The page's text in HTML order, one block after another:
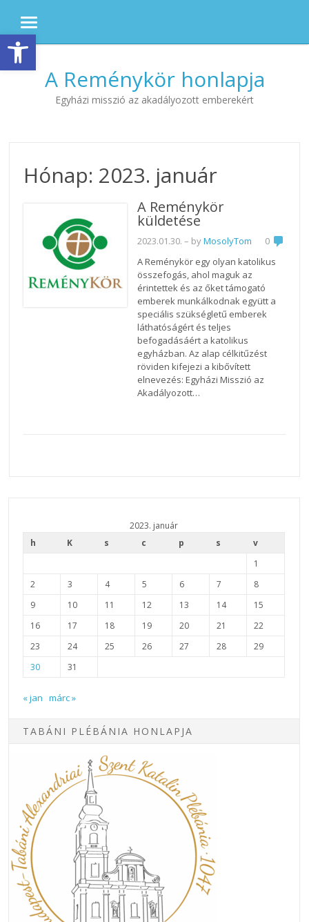
Eszköztár megnyitása
MENU
Skip to content
A Reménykör honlapja
Egyházi misszió az akadályozott emberekért
Hónap: 2023. január
A Reménykör
küldetése
2023.01.30. – byMosolyTom
0
A Reménykör egy olyan katolikus
összefogás, ahol maguk az
érintettek és az őket támogató
emberek munkálkodnak együtt a
speciális szükségletű emberek
láthatóságért és teljes
befogadásáért a katolikus
egyházban. Az alap célkitűzést
röviden kifejezi a kibővített
elnevezés: Egyházi Misszió az
Akadályozott…
2023. január
h
K s c p s
v
1
2
3 4 5 6 7
8
9
10 11 12 13 14
15
16
17 18 19 20 21
22
23
24 25 26 27 28
29
30
31
« jan márc »
TABÁNI PLÉBÁNIA HONLAPJA